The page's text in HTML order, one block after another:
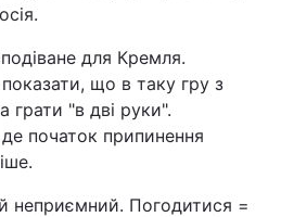
для Кремля.
що в таку гру з
"в дві руки".
початок припинення
неприємний. Погодитися =